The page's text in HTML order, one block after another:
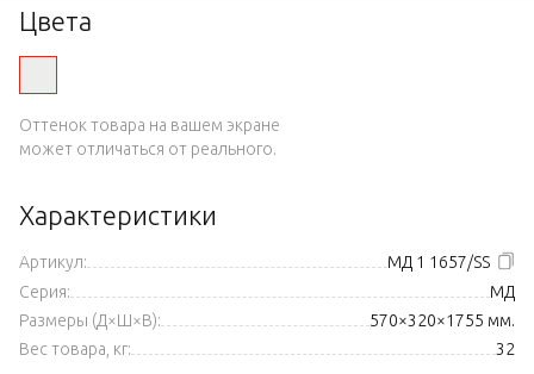
Цвета
Оттенок товара на вашем экране
может отличаться от реального.
Характеристики
Артикул:
МД 1 1657/SS
Серия:
МД
Размеры (Д×Ш×В):
570×320×1755 мм.
Вес товара, кг:
32